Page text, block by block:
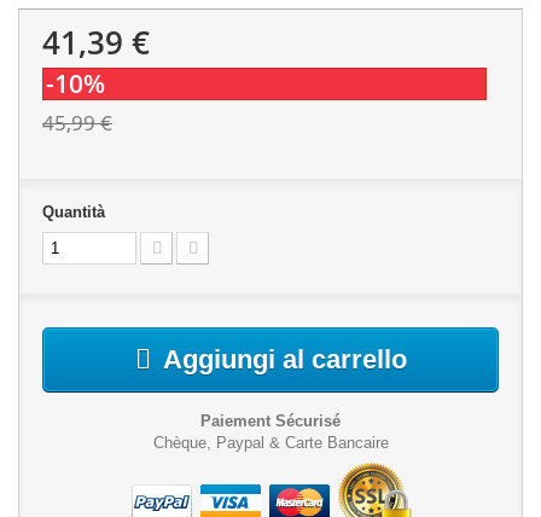
41,39 €
-10%
45,99 €
Quantità
Aggiungi al carrello
Paiement Sécurisé
Chèque, Paypal & Carte Bancaire